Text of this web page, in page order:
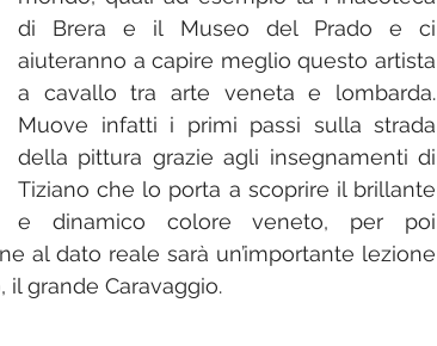
di Brera e il Museo del Prado e ci
aiuteranno a capire meglio questo artista
a cavallo tra arte veneta e lombarda.
Muove infatti i primi passi sulla strada
della pittura grazie agli insegnamenti di
Tiziano che lo porta a scoprire il brillante
e dinamico colore veneto, per poi
al dato reale sarà un’importante lezione
il grande Caravaggio.